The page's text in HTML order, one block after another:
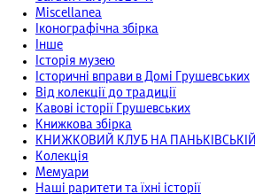
Miscellanea
Іконографічна збірка
Інше
Історія музею
Історичні вправи в Домі Грушевських
Від колекції до традиції
Кавові історії Грушевських
Книжкова збірка
КНИЖКОВИЙ КЛУБ НА ПАНЬКІВСЬКІЙ
Колекція
Мемуари
Наші раритети та їхні історії